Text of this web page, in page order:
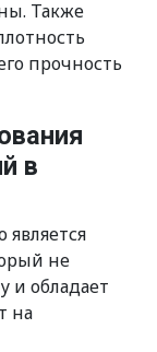
Также
прочность
в
является
не
и обладает
на